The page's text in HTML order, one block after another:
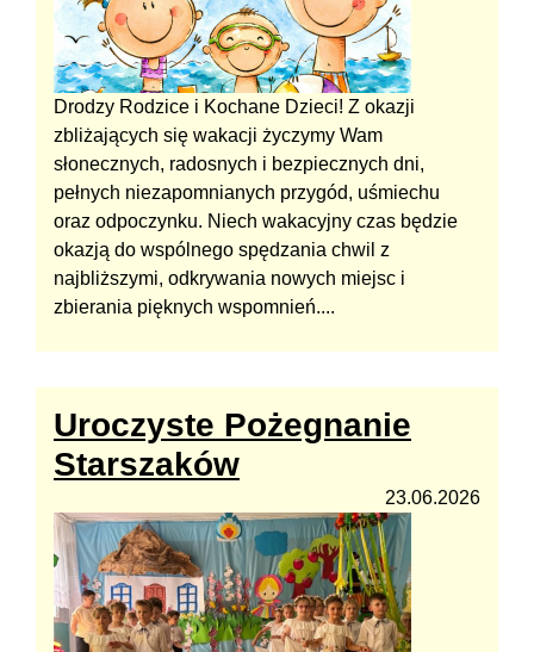
Drodzy Rodzice i Kochane Dzieci! Z okazji
zbliżających się wakacji życzymy Wam
słonecznych, radosnych i bezpiecznych dni,
pełnych niezapomnianych przygód, uśmiechu
oraz odpoczynku. Niech wakacyjny czas będzie
okazją do wspólnego spędzania chwil z
najbliższymi, odkrywania nowych miejsc i
zbierania pięknych wspomnień....
Uroczyste Pożegnanie
Starszaków
23.06.2026